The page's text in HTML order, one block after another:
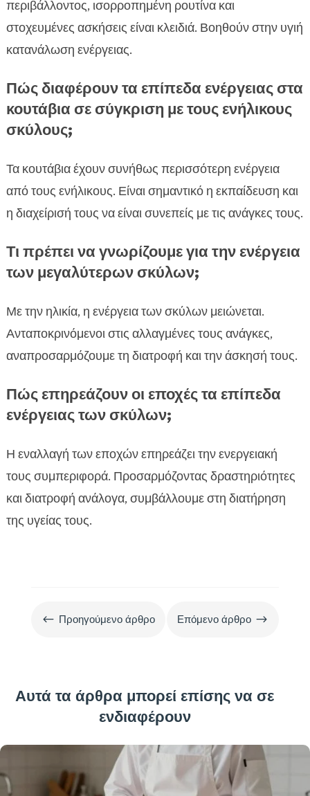
περιβάλλοντος, ισορροπημένη ρουτίνα και
στοχευμένες ασκήσεις είναι κλειδιά. Βοηθούν στην υγιή
κατανάλωση ενέργειας.
Πώς διαφέρουν τα επίπεδα ενέργειας στα
κουτάβια σε σύγκριση με τους ενήλικους
σκύλους;
Τα κουτάβια έχουν συνήθως περισσότερη ενέργεια
από τους ενήλικους. Είναι σημαντικό η εκπαίδευση και
η διαχείρισή τους να είναι συνεπείς με τις ανάγκες τους.
Τι πρέπει να γνωρίζουμε για την ενέργεια
των μεγαλύτερων σκύλων;
Με την ηλικία, η ενέργεια των σκύλων μειώνεται.
Ανταποκρινόμενοι στις αλλαγμένες τους ανάγκες,
αναπροσαρμόζουμε τη διατροφή και την άσκησή τους.
Πώς επηρεάζουν οι εποχές τα επίπεδα
ενέργειας των σκύλων;
Η εναλλαγή των εποχών επηρεάζει την ενεργειακή
τους συμπεριφορά. Προσαρμόζοντας δραστηριότητες
και διατροφή ανάλογα, συμβάλλουμε στη διατήρηση
της υγείας τους.
# Προηγούμενο άρθρο Επόμενο άρθρο $
Αυτά τα άρθρα μπορεί επίσης να σε
ενδιαφέρουν